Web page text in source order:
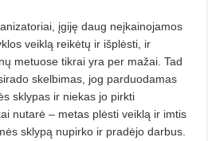
įgiję daug neįkainojamos
veiklą reikėtų ir išplėsti, ir
metuose tikrai yra per mažai. Tad
skelbimas, jog parduodamas
sklypas ir niekas jo pirkti
nutarė – metas plėsti veiklą ir imtis
sklypą nupirko ir pradėjo darbus.